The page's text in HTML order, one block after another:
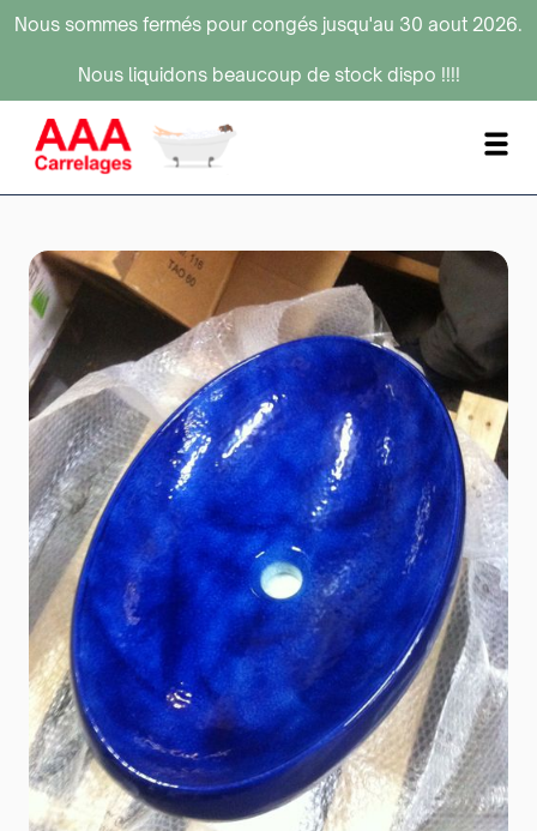
Nous sommes fermés pour congés jusqu'au 30 aout 2026.
Nous liquidons beaucoup de stock dispo !!!!